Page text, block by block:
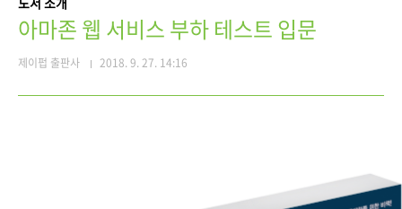
아마존 웹 서비스 부하 테스트 입문
제이펍 출판사 2018. 9. 27. 14:16